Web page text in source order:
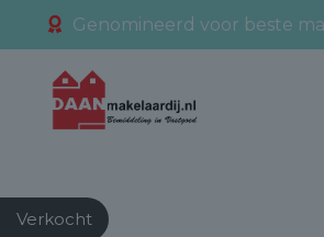
Genomineerd voor beste
Verkocht